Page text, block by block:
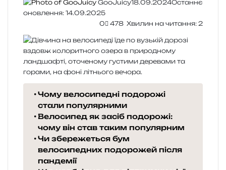
GooJuicy18.09.2024Останнє
оновлення: 14.09.2025
0
478 Хвилин на читання: 2
Чому велосипедні подорожі
стали популярними
Велосипед як засіб подорожі:
чому він став таким популярним
Чи збережеться бум
велосипедних подорожей після
пандемії